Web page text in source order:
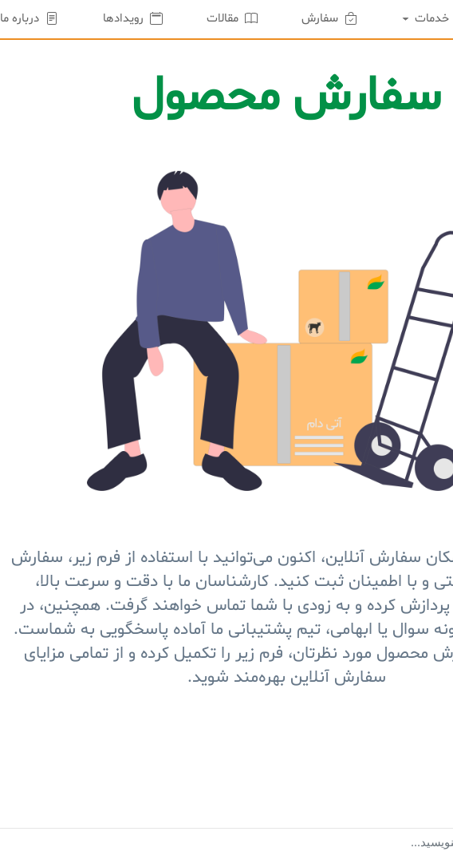
خدمات سفارش مقالات رویدادها درباره ما
سفارش محصول
سفارش آنلاین، اکنون می‌توانید با استفاده از فرم زیر، سفارش
و با اطمینان ثبت کنید. کارشناسان ما با دقت و سرعت بالا،
کرده و به زودی با شما تماس خواهند گرفت. همچنین، در
سوال یا ابهامی، تیم پشتیبانی ما آماده پاسخگویی به شماست.
مورد نظرتان، فرم زیر را تکمیل کرده و از تمامی مزایای
سفارش آنلاین بهره‌مند شوید.